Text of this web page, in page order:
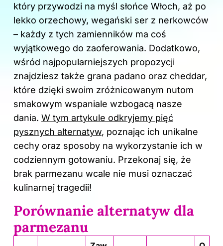
który przywodzi na myśl słońce Włoch, aż po
lekko orzechowy, wegański ser z nerkowców
– każdy z tych zamienników ma coś
wyjątkowego do zaoferowania. Dodatkowo,
wśród najpopularniejszych propozycji
znajdziesz także grana padano oraz cheddar,
które dzięki swoim zróżnicowanym nutom
smakowym wspaniale wzbogacą nasze
dania. W tym artykule odkryjemy pięć
pysznych alternatyw, poznając ich unikalne
cechy oraz sposoby na wykorzystanie ich w
codziennym gotowaniu. Przekonaj się, że
brak parmezanu wcale nie musi oznaczać
kulinarnej tragedii!
Porównanie alternatyw dla
parmezanu